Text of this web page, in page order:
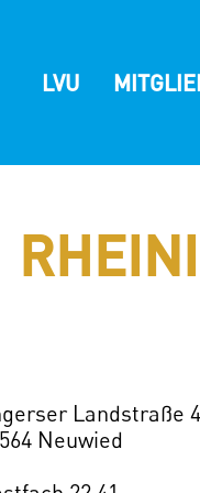
LVU
Landstraße
Neuwied